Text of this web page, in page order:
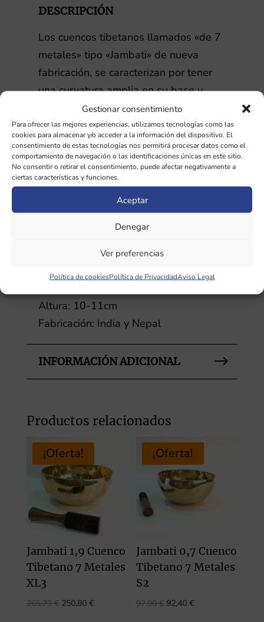
Gestionar consentimiento
Para ofrecer las mejores experiencias, utilizamos tecnologías como las
cookies para almacenar y/o acceder a la información del dispositivo. El
consentimiento de estas tecnologías nos permitirá procesar datos como el
comportamiento de navegación o las identificaciones únicas en este sitio.
No consentir o retirar el consentimiento, puede afectar negativamente a
ciertas características y funciones.
Aceptar
Denegar
Ver preferencias
Política de cookiesPolítica de PrivacidadAviso Legal
DESCRIPCIÓN
Los cuencos tibetanos llamados «de 7
metales» tipo «Jambati» de nueva
fabricación, se caracterizan por tener
una curvatura amplia en su base y
paredes que se cierran ligeramente en
la parte mas alta. Sus notas fluctuan y
produce un efecto relajante tanto para
el cuerpo como para las emociones y
la mente.
Son cuencos con la calidad necesaria
como para utilizarse en terapia de
Peso: 1500-1600g
Altura: 10-11cm
Fabricación: India y Nepal
INFORMACIÓN ADICIONAL
Productos relacionados
¡Oferta!
Jambati 1,9 Cuenco
Tibetano 7 Metales
XL3
265,73€ El
250,80 €El
¡Oferta!
Jambati 0,7 Cuenco
Tibetano 7 Metales
S2
97,90€ El
92,40€El